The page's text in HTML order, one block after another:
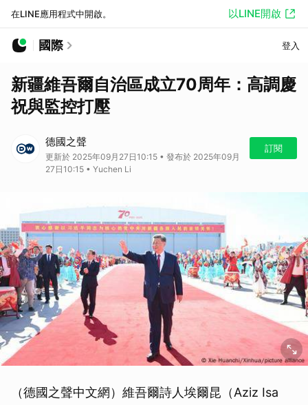
在LINE應用程式中開啟。 以LINE開啟
國際 登入
新疆維吾爾自治區成立70周年：高調慶
祝與監控打壓
德國之聲
更新於 2025年09月27日10:15 • 發布於 2025年09月
27日10:15 • Yuchen Li
訂閱
（德國之聲中文網）維吾爾詩人埃爾昆（Aziz Isa